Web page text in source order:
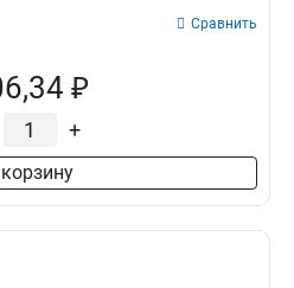
Сравнить
₽
+